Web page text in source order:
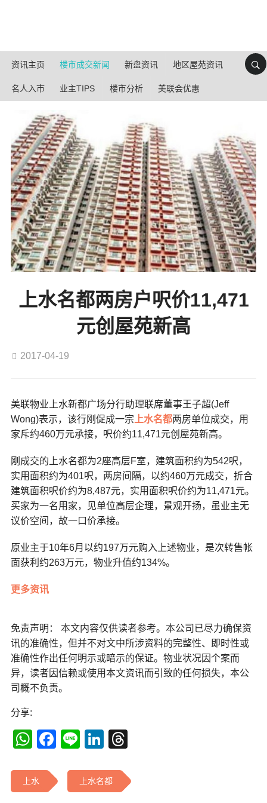
资讯主页 楼市成交新闻 新盘资讯 地区屋苑资讯
名人入市 业主TIPS 楼市分析 美联会优惠
上水名都两房户呎价11,471
元创屋苑新高
2017-04-19
美联物业上水新都广场分行助理联席董事王子超(Jeff
Wong)表示，该行刚促成一宗 上水名都两房单位成交，用
家斥约460万元承接，呎价约11,471元创屋苑新高。
刚成交的上水名都为2座高层F室，建筑面积约为542呎，
实用面积约为401呎，两房间隔，以约460万元成交，折合
建筑面积呎价约为8,487元，实用面积呎价约为11,471元。
买家为一名用家，见单位高层企理，景观开扬，虽业主无
议价空间，故一口价承接。
原业主于10年6月以约197万元购入上述物业，是次转售帐
面获利约263万元，物业升值约134%。
更多资讯
免责声明： 本文内容仅供读者参考。本公司已尽力确保资
讯的准确性，但并不对文中所涉资料的完整性、即时性或
准确性作出任何明示或暗示的保证。物业状况因个案而
异，读者因信赖或使用本文资讯而引致的任何损失，本公
司概不负责。
分享:
WhatsApp
Facebook
LineLinkedIn
上水 上水名都